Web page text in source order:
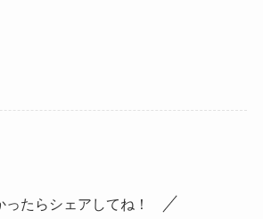
ったらシェアしてね！